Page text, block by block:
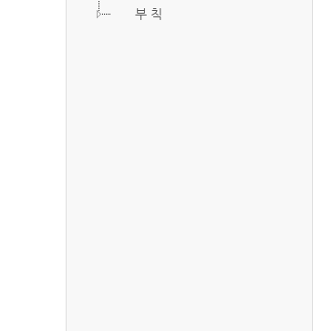
부 칙